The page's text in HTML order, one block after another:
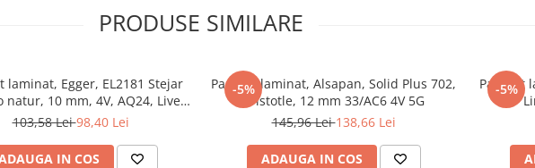
ani
Blue Angel, PEFC
de scăzute (E1 < 0.1
natural
PRODUSE SIMILARE
laminat, Egger, EL2181 Stejar
natur, 10 mm, 4V, AQ24, Live
Natural 2
103,58 Lei98,40 Lei
IN COS
-5%
Parchet laminat, Alsapan, Solid Plus 702,
Aristotle, 12 mm 33/AC6 4V 5G
145,96 Lei138,66 Lei
ADAUGA IN COS
-5%
Parchet